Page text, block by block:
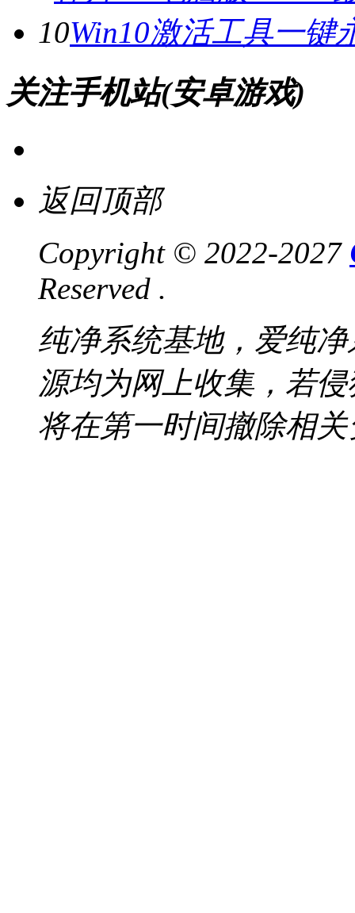
10Win10激活工具一键
关注手机站(安卓游戏)
返回顶部
Copyright © 2022-2027
Reserved .
纯净系统基地，爱纯
源均为网上收集，若
将在第一时间撤除相